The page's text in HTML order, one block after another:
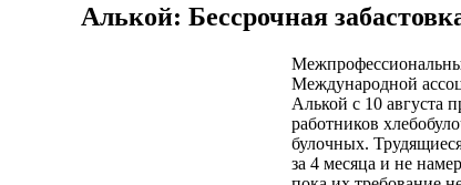
Алькой: Бессрочная
Международной
Алькой с 10 августа
работников
булочных.
за 4 месяца и не